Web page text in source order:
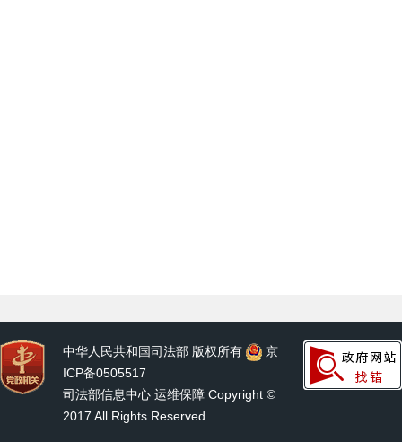
中华人民共和国司法部 版权所有
京
ICP备0505517
司法部信息中心 运维保障 Copyright ©
2017 All Rights Reserved